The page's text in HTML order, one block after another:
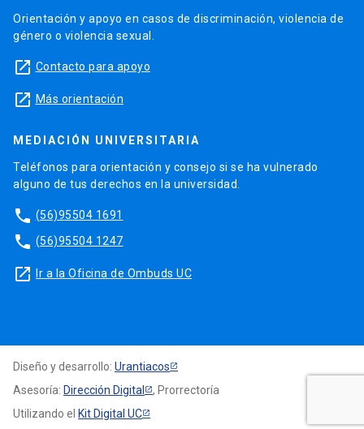
Orientación y apoyo en casos de discriminación, violencia de
género o violencia sexual.
launch Contacto para apoyo
launch Más orientación
MEDIACIÓN UNIVERSITARIA
Teléfonos para orientación y consejo si se ha vulnerado
alguno de tus derechos en la universidad.
phone (56)95504 1691
phone (56)95504 1247
launch Ir a la Oficina de Ombuds UC
Diseño y desarrollo: Urantiacos
Asesoría: Dirección Digital
, Prorrectoría
Utilizando el Kit Digital UC